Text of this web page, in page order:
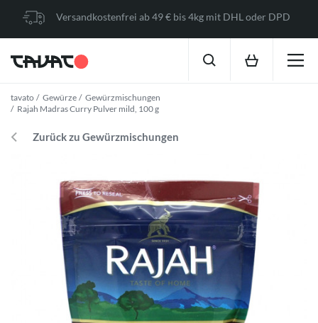
Versandkostenfrei ab 49 € bis 4kg mit DHL oder DPD
tavato Gewürze
Gewürzmischungen
Rajah Madras Curry Pulver mild, 100 g
Zurück zu Gewürzmischungen